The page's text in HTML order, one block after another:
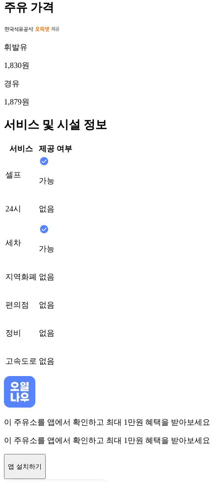
주유 가격
휘발유
1,830원
경유
1,879원
서비스 및 시설 정보
서비스 제공 여부
셀프
가능
24시 없음
세차
가능
지역화폐 없음
편의점 없음
정비 없음
고속도로 없음
이 주유소를 앱에서 확인하고 최대 1만원 혜택을 받아보세요
이 주유소를 앱에서 확인하고 최대 1만원 혜택을 받아보세요
앱 설치하기